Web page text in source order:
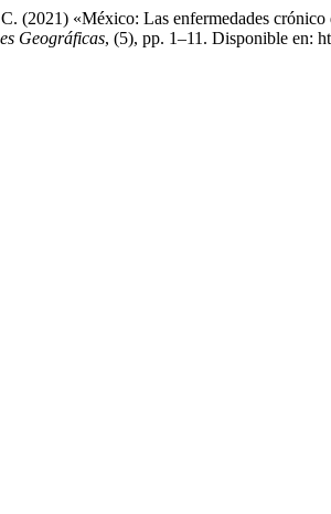
(2021) «México: Las enfermedades
Geográficas, (5), pp. 1–11. Disponible en: